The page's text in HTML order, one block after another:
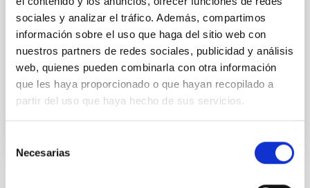
sociales y analizar el tráfico. Además, compartimos
información sobre el uso que haga del sitio web con
nuestros partners de redes sociales, publicidad y análisis
web, quienes pueden combinarla con otra información
que les haya proporcionado o que hayan recopilado a
partir del uso que haya hecho de sus servicios.
Necesarias
de Proceso Selectivo PS-2022-047
Resolución del Director del Consorcio Instituto de
Astrofísica de Canarias por la que se convoca
proceso selectivo para el ingreso, como personal
laboral fijo...